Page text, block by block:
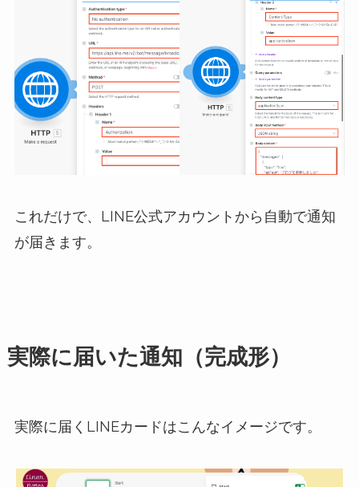
これだけで、LINE公式アカウントから自動で通知
が届きます。
実際に届いた通知（完成形）
実際に届くLINEカードはこんなイメージです。